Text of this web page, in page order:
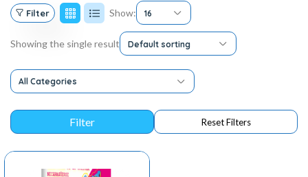
Filter Show: 16
Showing the single result Default sorting
All Categories